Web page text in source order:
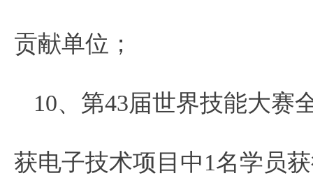
贡献单位；
10、第43届世界技能大赛
获电子技术项目中1名学员